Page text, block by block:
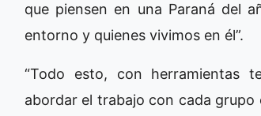
que piensen en una Paraná del
entorno y quienes vivimos en él”.
“Todo esto, con herramientas
abordar el trabajo con cada